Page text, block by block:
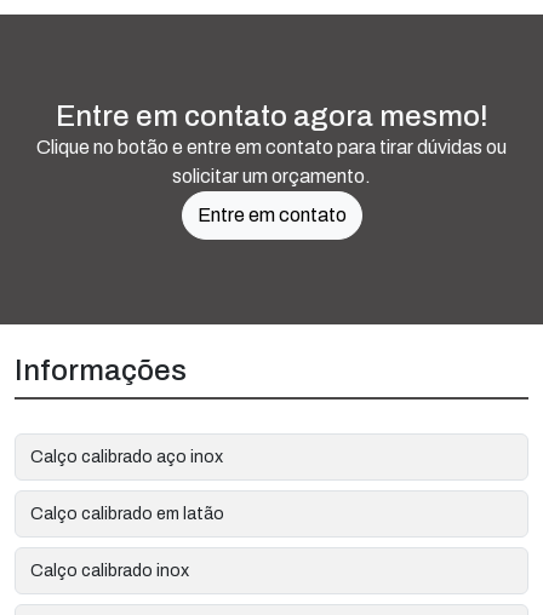
Entre em contato agora mesmo!
Clique no botão e entre em contato para tirar dúvidas ou
solicitar um orçamento.
Entre em contato
Informações
Calço calibrado aço inox
Calço calibrado em latão
Calço calibrado inox